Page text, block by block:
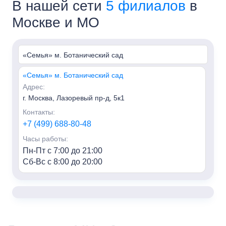
В нашей сети 5 филиалов в
Москве и МО
«Семья» м. Ботанический сад
«Семья» м. Ботанический сад
Адрес:
г. Москва, Лазоревый пр-д, 5к1
Контакты:
+7 (499) 688-80-48
Часы работы:
Пн-Пт с 7:00 до 21:00
Сб-Вс с 8:00 до 20:00